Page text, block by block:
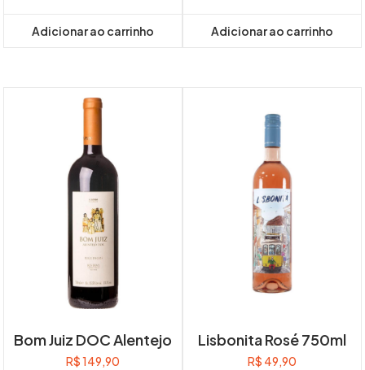
Adicionar ao carrinho Adicionar ao carrinho
Bom Juiz DOC Alentejo
R$149,90
Lisbonita Rosé 750ml
R$ 49,90